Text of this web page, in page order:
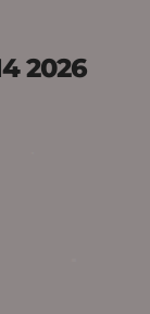
2026